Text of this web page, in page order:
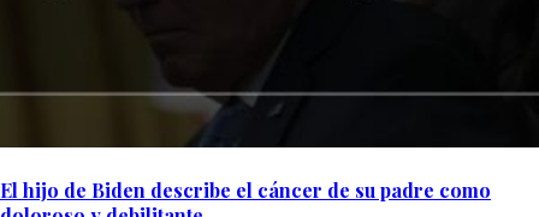
El hijo de Biden describe el cáncer de su padre como